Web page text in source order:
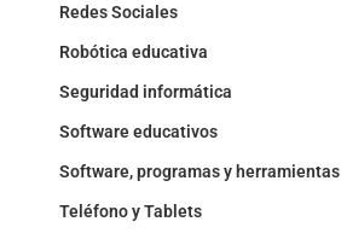
Redes Sociales
Robótica educativa
Seguridad informática
Software educativos
Software, programas y herramientas
Teléfono y Tablets